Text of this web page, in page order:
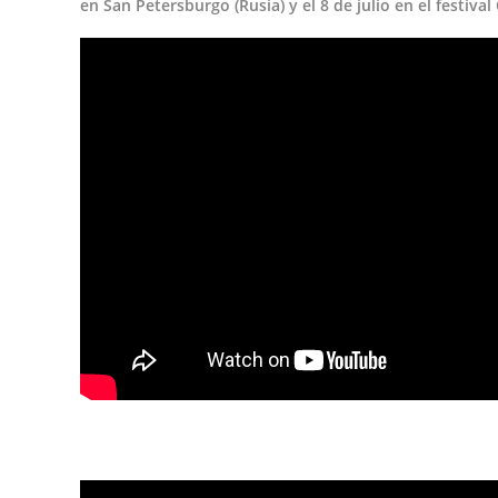
en San Petersburgo (Rusia) y el 8 de julio en el festival